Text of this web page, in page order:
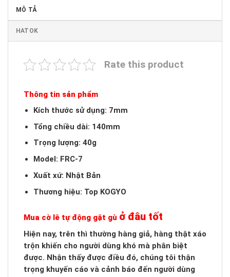
MÔ TẢ
HATOK
Rate this product
Thông tin sản phẩm
Kích thước sử dụng: 7mm
Tổng chiều dài: 140mm
Trọng lượng: 40g
Model: FRC-7
Xuất xứ: Nhật Bản
Thương hiệu: Top KOGYO
Mua cờ lê tự động gật gù ở đâu tốt
Hiện nay, trên thì thường hàng giả, hàng thật xáo
trộn khiến cho người dùng khó mà phân biệt
được. Nhận thấy được điều đó, chúng tôi thận
trọng khuyến cáo và cảnh báo đến người dùng